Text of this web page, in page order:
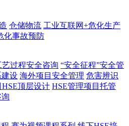
仓储物流 工业互联网+危化生产
化事故预防
艺过程安全咨询 “安全征程”安全管
建设 海外项目安全管理 危害辨识
顶层设计 HSE管理项目托管
询